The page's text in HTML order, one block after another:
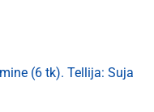
(6 tk). Tellija: Suja